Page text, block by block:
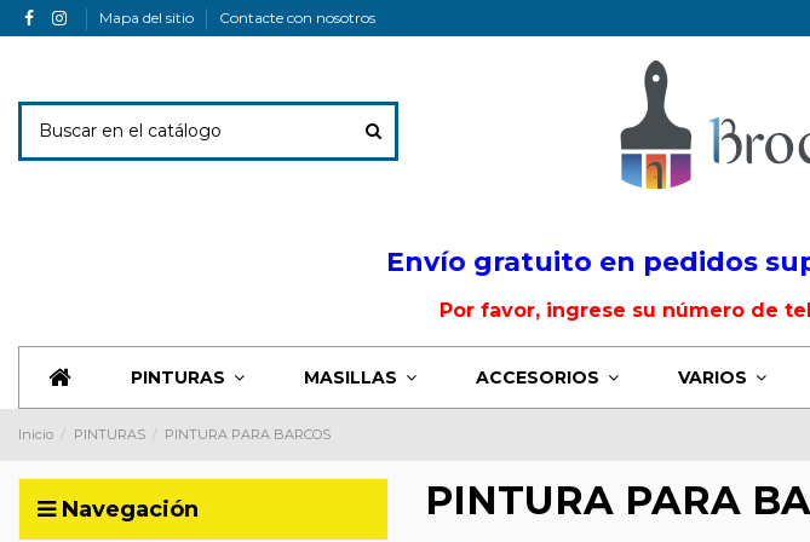
Mapa del sitio Contacte con nosotros
Envío gratuito en pedidos
Por favor, ingrese su número de
PINTURAS MASILLAS ACCESORIOS VARIOS
Inicio PINTURAS PINTURA PARA BARCOS
PINTURA PARA
Navegación